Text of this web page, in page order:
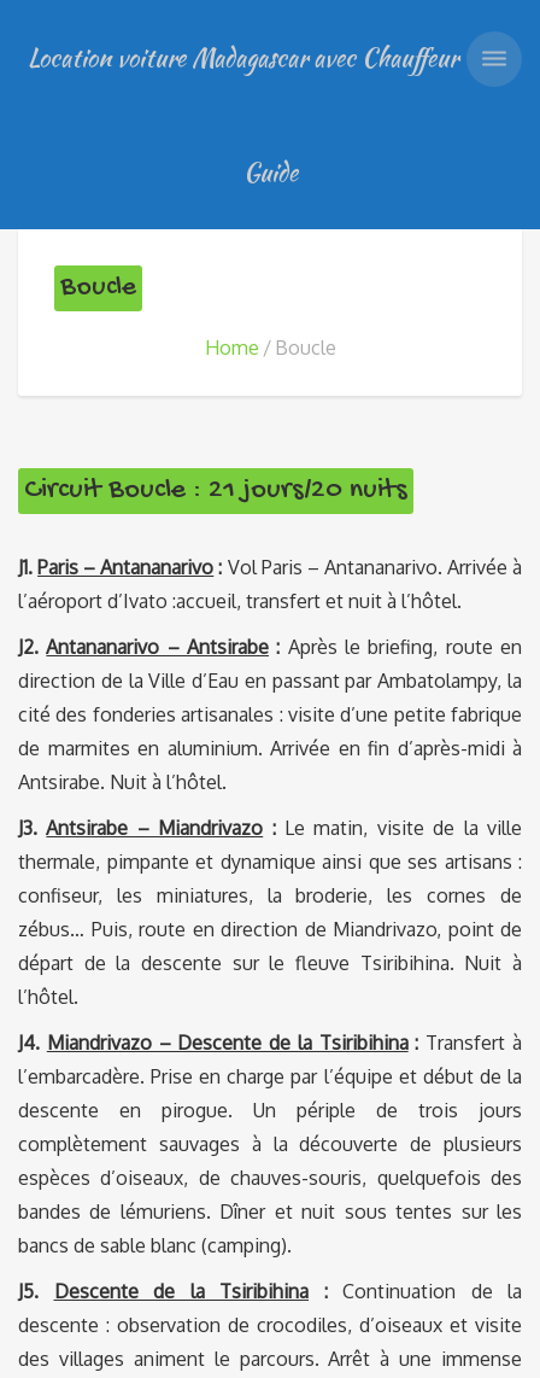
Location voiture Madagascar avec Chauffeur
Guide
Boucle
Home Boucle
Circuit Boucle : 21 jours/20 nuits
J1.Paris – Antananarivo : Vol Paris – Antananarivo. Arrivée à
l’aéroport d’Ivato :accueil, transfert et nuit à l’hôtel.
J2.Antananarivo – Antsirabe : Après le briefing, route en
direction de la Ville d’Eau en passant par Ambatolampy, la
cité des fonderies artisanales : visite d’une petite fabrique
de marmites en aluminium. Arrivée en fin d’après-midi à
Antsirabe. Nuit à l’hôtel.
J3.Antsirabe – Miandrivazo : Le matin, visite de la ville
thermale, pimpante et dynamique ainsi que ses artisans :
confiseur, les miniatures, la broderie, les cornes de
zébus… Puis, route en direction de Miandrivazo, point de
départ de la descente sur le fleuve Tsiribihina. Nuit à
l’hôtel.
J4. Miandrivazo – Descente de la Tsiribihina: Transfert à
l’embarcadère. Prise en charge par l’équipe et début de la
descente en pirogue. Un périple de trois jours
complètement sauvages à la découverte de plusieurs
espèces d’oiseaux, de chauves-souris, quelquefois des
bandes de lémuriens. Dîner et nuit sous tentes sur les
bancs de sable blanc (camping).
J5. Descente de la Tsiribihina : Continuation de la
descente : observation de crocodiles, d’oiseaux et visite
des villages animent le parcours. Arrêt à une immense